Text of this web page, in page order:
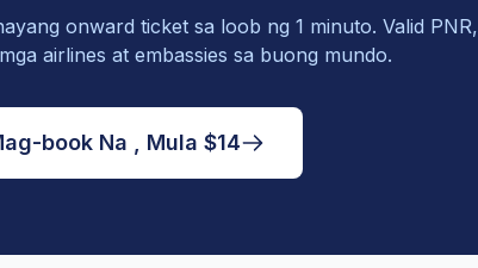
onward ticket sa loob ng 1 minuto. Valid PNR,
airlines at embassies sa buong mundo.
book Na , Mula $14